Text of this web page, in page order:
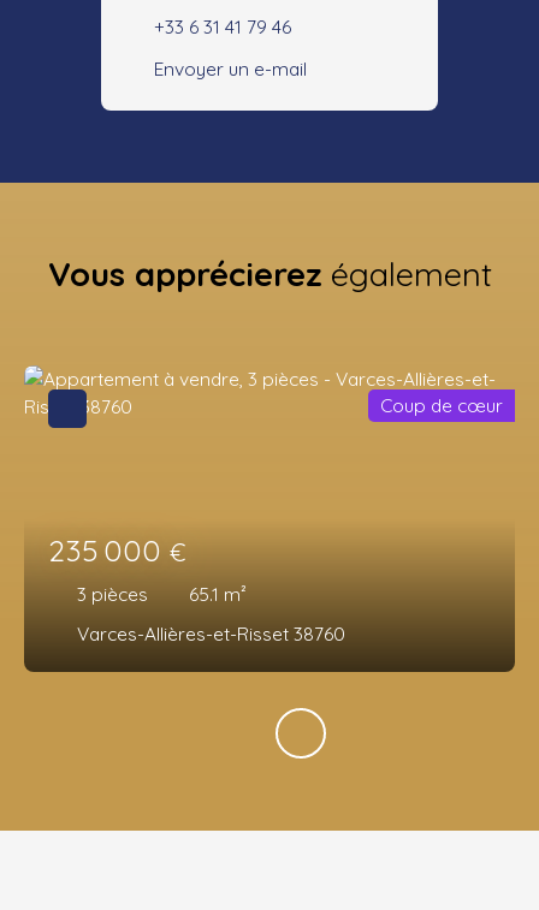
+33 6 31 41 79 46
Envoyer un e-mail
Vous apprécierez également
235 000 €
3 pièces 65.1 m²
Varces-Allières-et-Risset 38760
Coup de cœur